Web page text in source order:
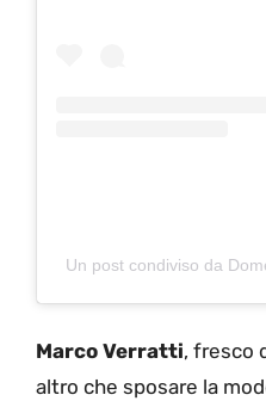
Un post condiviso da
Marco Verratti, fresco
altro che sposare la